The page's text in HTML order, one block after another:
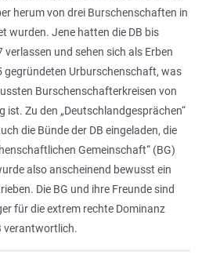
herum von drei Burschenschaften in
wurden. Jene hatten die DB bis
verlassen und sehen sich als Erben
gegründeten Urburschenschaft, was
Burschenschafterkreisen von
ist. Zu den „Deutschlandgesprächen“
die Bünde der DB eingeladen, die
Gemeinschaft“ (BG)
also anscheinend bewusst ein
Die BG und ihre Freunde sind
für die extrem rechte Dominanz
verantwortlich.